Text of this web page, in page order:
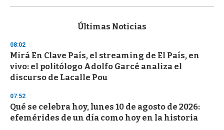
s
d
s
o
f
3
s
e
c
o
Últimas Noticias
08:02
Mirá En Clave País, el streaming de El País, en
vivo: el politólogo Adolfo Garcé analiza el
discurso de Lacalle Pou
07:52
Qué se celebra hoy, lunes 10 de agosto de 2026:
efemérides de un día como hoy en la historia